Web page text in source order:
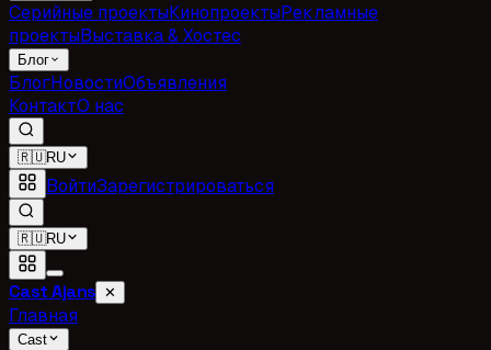
Серийные проектыКинопроектыРекламные
проектыВыставка & Хостес
Блог
БлогНовостиОбъявления
КонтактО нас
🇷🇺RU
ВойтиЗарегистрироваться
🇷🇺RU
Cast Ajans ✕
Главная
Cast